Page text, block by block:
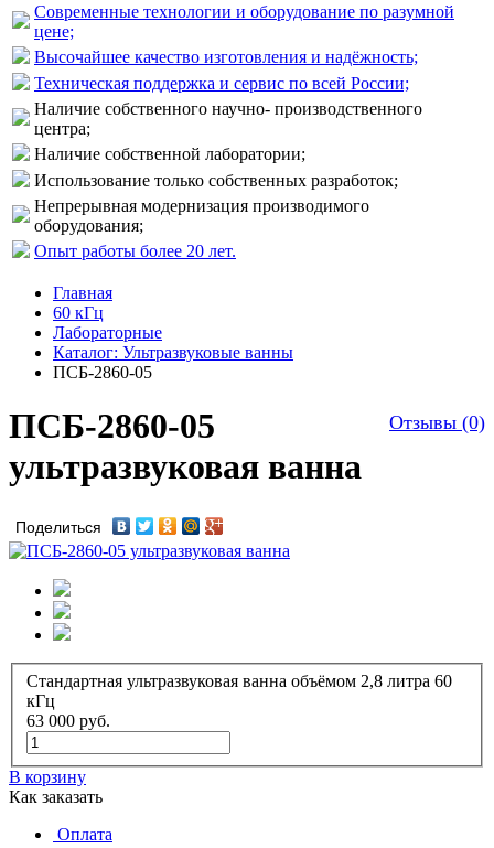
Современные технологии и оборудование по разумной
цене;
Высочайшее качество изготовления и надёжность;
Техническая поддержка и сервис по всей России;
Наличие собственного научно- производственного
центра;
Наличие собственной лаборатории;
Использование только собственных разработок;
Непрерывная модернизация производимого
оборудования;
Опыт работы более 20 лет.
Главная
60 кГц
Лабораторные
Каталог: Ультразвуковые ванны
ПСБ-2860-05
Отзывы (0)
ПСБ-2860-05
ультразвуковая ванна
Поделиться
Стандартная ультразвуковая ванна объёмом 2,8 литра 60
кГц
63 000 руб.
В корзину
Как заказать
Оплата